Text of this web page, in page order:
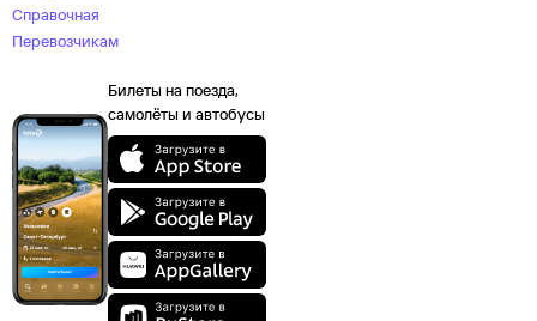
Справочная
Перевозчикам
Билеты на поезда,
самолёты и автобусы